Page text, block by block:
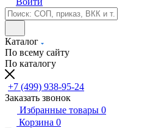
Каталог
По всему сайту
По каталогу
+7 (499) 938-95-24
Заказать звонок
Избранные товары 0
Корзина 0